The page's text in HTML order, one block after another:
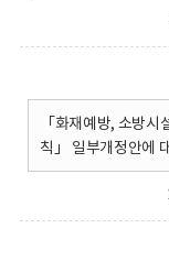
「화재예방, 소방
칙」 일부개정안에